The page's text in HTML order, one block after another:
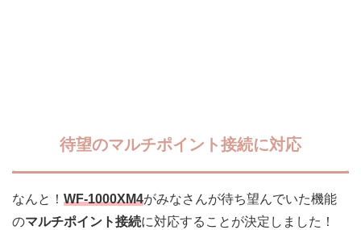
待望のマルチポイント接続に対応
なんと！ WF-1000XM4がみなさんが待ち望んでいた機能
のマルチポイント接続に対応することが決定しました！